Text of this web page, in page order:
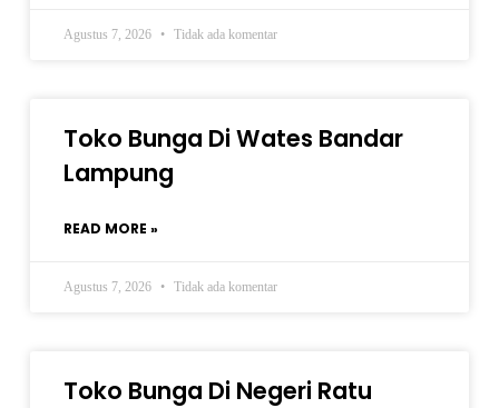
Agustus 7, 2026 Tidak ada komentar
Toko Bunga Di Wates Bandar
Lampung
READ MORE »
Agustus 7, 2026 Tidak ada komentar
Toko Bunga Di Negeri Ratu